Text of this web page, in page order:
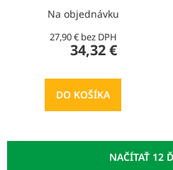
Na objednávku
27,90 € bez DPH
34,32 €
DO KOŠÍKA
NAČÍTAŤ 12